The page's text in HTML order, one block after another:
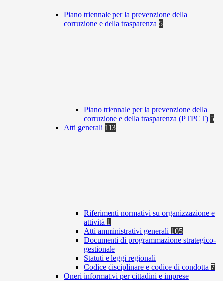
Piano triennale per la prevenzione della
corruzione e della trasparenza 5
Piano triennale per la prevenzione della
corruzione e della trasparenza (PTPCT) 5
Atti generali 113
Riferimenti normativi su organizzazione e
attività 1
Atti amministrativi generali 105
Documenti di programmazione strategico-
gestionale
Statuti e leggi regionali
Codice disciplinare e codice di condotta 7
Oneri informativi per cittadini e imprese